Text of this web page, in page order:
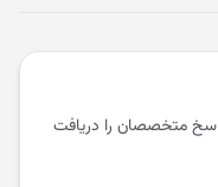
متخصصان را دریافت